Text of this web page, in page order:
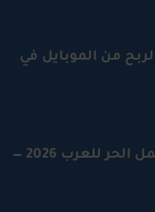
من الموبايل في
أفضل مواقع العمل الحر للعرب 2026 —